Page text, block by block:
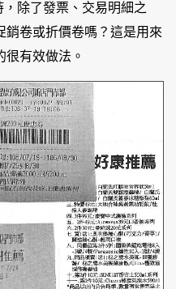
除了發票、交易明細之
銷卷或折價卷嗎？這是用來
很有效做法。